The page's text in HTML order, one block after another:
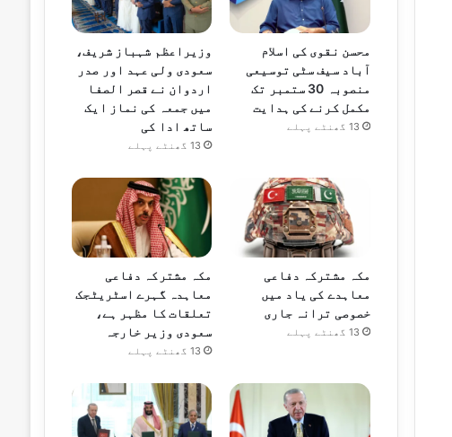
محسن نقوی کی اسلام
آباد سیف سٹی توسیعی
منصوبہ 30 ستمبر تک
مکمل کرنے کی ہدایت
13 گھنٹے پہلے
وزیراعظم شہباز شریف،
سعودی ولی عہد اور صدر
اردوان نے قصر الصفا
میں جمعہ کی نماز ایک
ساتھ ادا کی
13 گھنٹے پہلے
مکہ مشترکہ دفاعی
معاہدے کی یاد میں
خصوصی ترانہ جاری
13 گھنٹے پہلے
مکہ مشترکہ دفاعی
معاہدہ گہرے اسٹریٹجک
تعلقات کا مظہر ہے،
سعودی وزیر خارجہ
13 گھنٹے پہلے